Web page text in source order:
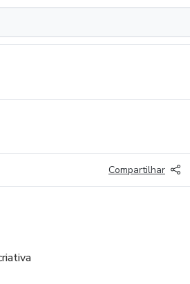
Compartilhar